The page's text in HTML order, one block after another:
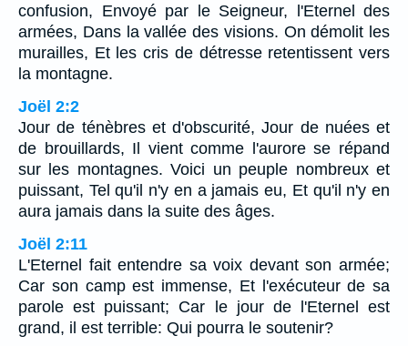
confusion, Envoyé par le Seigneur, l'Eternel des
armées, Dans la vallée des visions. On démolit les
murailles, Et les cris de détresse retentissent vers
la montagne.
Joël 2:2
Jour de ténèbres et d'obscurité, Jour de nuées et
de brouillards, Il vient comme l'aurore se répand
sur les montagnes. Voici un peuple nombreux et
puissant, Tel qu'il n'y en a jamais eu, Et qu'il n'y en
aura jamais dans la suite des âges.
Joël 2:11
L'Eternel fait entendre sa voix devant son armée;
Car son camp est immense, Et l'exécuteur de sa
parole est puissant; Car le jour de l'Eternel est
grand, il est terrible: Qui pourra le soutenir?